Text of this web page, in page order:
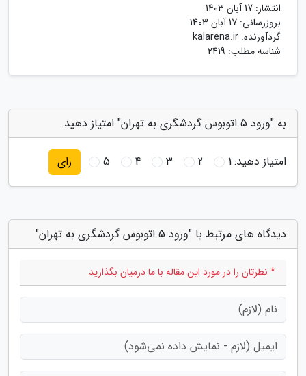
انتشار: 17 آبان 1403
بروزرسانی: 17 آبان 1403
گردآورنده: kalarena.ir
شناسه مطلب: 2419
به "ورود 5 اتوبوس گردشگری به تهران" امتیاز دهید
امتیاز دهید:1
2
3
4
5 رای
دیدگاه های مرتبط با "ورود 5 اتوبوس گردشگری به تهران"
* نظرتان را در مورد این مقاله با ما درمیان بگذارید